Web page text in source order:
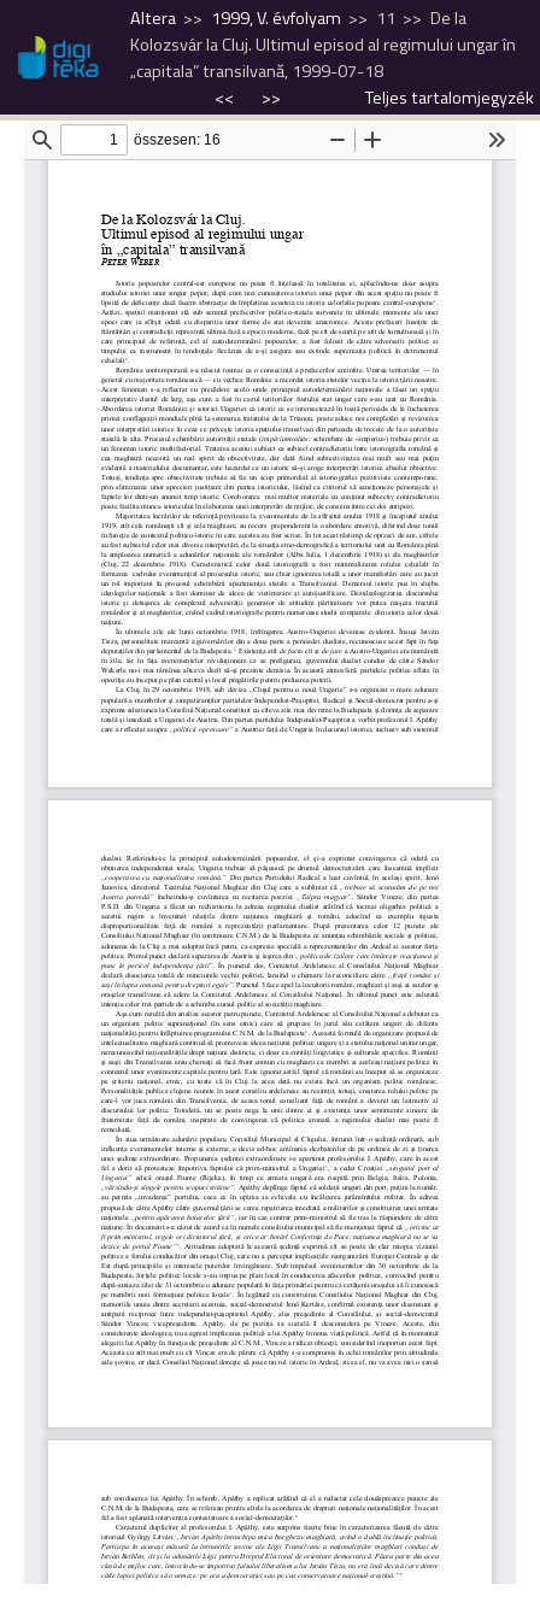
Altera 1999, V. évfolyam 11
De la
Kolozsvár la Cluj. Ultimul episod al regimului ungar în
„capitala” transilvană, 1999-07-18
<<
>> Teljes tartalomjegyzék